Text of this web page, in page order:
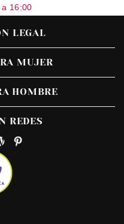
16:00
LEGAL
MUJER
HOMBRE
REDES